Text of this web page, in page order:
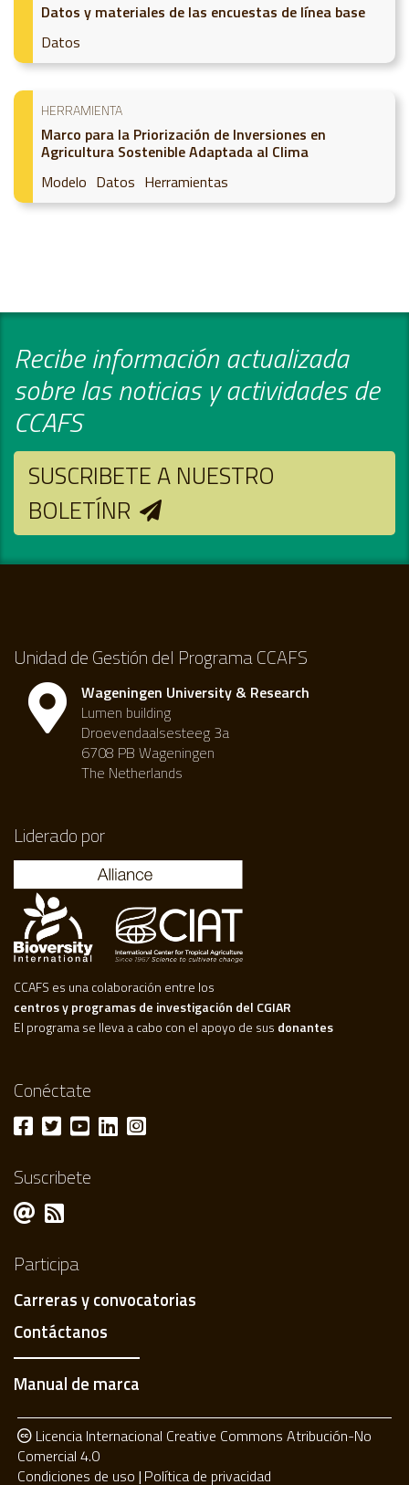
Datos y materiales de las encuestas de línea base
Datos
HERRAMIENTA
Marco para la Priorización de Inversiones en
Agricultura Sostenible Adaptada al Clima
Modelo Datos Herramientas
Recibe información actualizada
sobre las noticias y actividades de
CCAFS
SUSCRIBETE A NUESTRO
BOLETÍNR
Unidad de Gestión del Programa CCAFS
Wageningen University & Research
Lumen building
Droevendaalsesteeg 3a
6708 PB Wageningen
The Netherlands
Liderado por
CCAFS es una colaboración entre los
centros y programas de investigación del CGIAR
El programa se lleva a cabo con el apoyo de sus donantes
Conéctate
Suscribete
Participa
Carreras y convocatorias
Contáctanos
Manual de marca
Licencia Internacional Creative Commons Atribución-No
Comercial 4.0
Condiciones de uso Política de privacidad